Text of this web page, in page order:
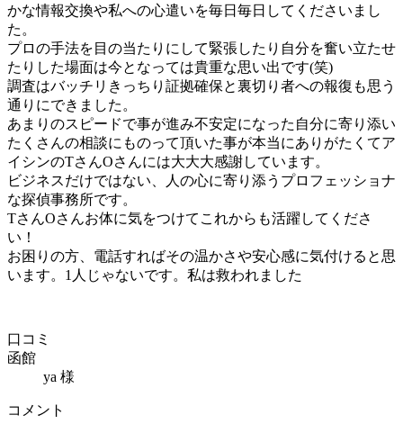
かな情報交換や私への心遣いを毎日毎日してくださいまし
た。
プロの手法を目の当たりにして緊張したり自分を奮い立たせ
たりした場面は今となっては貴重な思い出です(笑)
調査はバッチリきっちり証拠確保と裏切り者への報復も思う
通りにできました。
あまりのスピードで事が進み不安定になった自分に寄り添い
たくさんの相談にものって頂いた事が本当にありがたくてア
イシンのTさんOさんには大大大感謝しています。
ビジネスだけではない、人の心に寄り添うプロフェッショナ
な探偵事務所です。
TさんOさんお体に気をつけてこれからも活躍してくださ
い！
お困りの方、電話すればその温かさや安心感に気付けると思
います。1人じゃないです。私は救われました
口コミ
函館
ya 様
コメント